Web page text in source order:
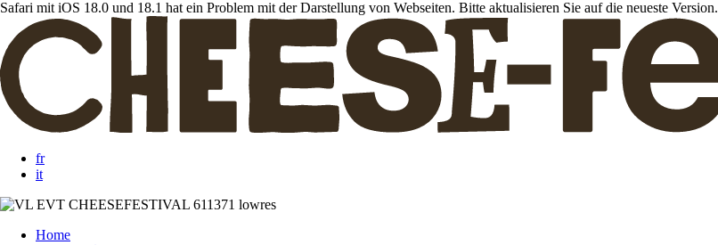
Safari mit iOS 18.0 und 18.1 hat ein Problem mit der Darstellung von Webseiten. Bitte aktualisieren Sie auf die neueste Version.
fr
it
Home